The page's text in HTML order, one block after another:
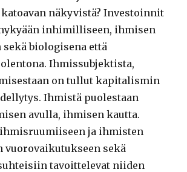
näkyvistä? Investoinnit
inhimilliseen, ihmisen
biologisena että
Ihmissubjektista,
on tullut kapitalismin
Ihmistä puolestaan
avulla, ihmisen kautta.
ja ihmisten
vuorovaikutukseen sekä
tavoittelevat niiden